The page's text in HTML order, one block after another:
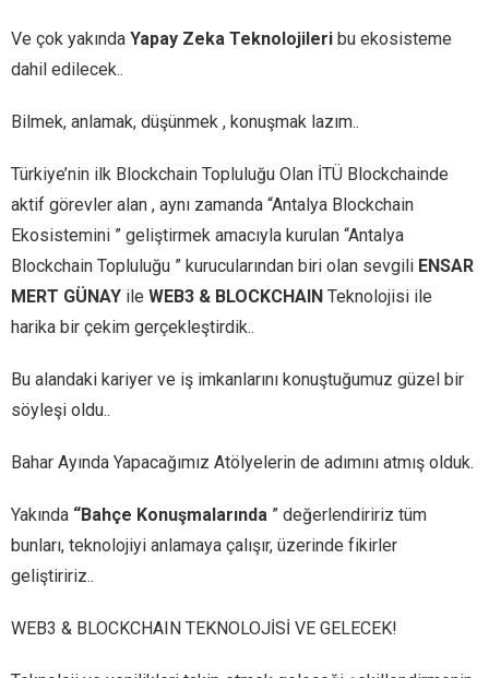
Ve çok yakında Yapay Zeka Teknolojileri bu ekosisteme
dahil edilecek..
Bilmek, anlamak, düşünmek , konuşmak lazım..
Türkiye’nin ilk Blockchain Topluluğu Olan İTÜ Blockchainde
aktif görevler alan , aynı zamanda “Antalya Blockchain
Ekosistemini ” geliştirmek amacıyla kurulan “Antalya
Blockchain Topluluğu ” kurucularından biri olan sevgili ENSAR
MERT GÜNAY ile WEB3 & BLOCKCHAIN Teknolojisi ile
harika bir çekim gerçekleştirdik..
Bu alandaki kariyer ve iş imkanlarını konuştuğumuz güzel bir
söyleşi oldu..
Bahar Ayında Yapacağımız Atölyelerin de adımını atmış olduk.
Yakında “Bahçe Konuşmalarında ” değerlendiririz tüm
bunları, teknolojiyi anlamaya çalışır, üzerinde fikirler
geliştiririz..
WEB3 & BLOCKCHAIN TEKNOLOJİSİ VE GELECEK!